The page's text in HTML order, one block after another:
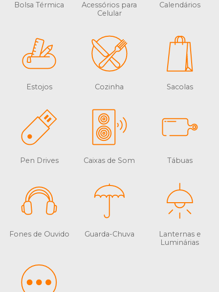
Bolsa Térmica
Acessórios para
Celular
Calendários
Estojos Cozinha Sacolas
Pen Drives Caixas de Som Tábuas
Fones de Ouvido Guarda-Chuva
Lanternas e
Luminárias